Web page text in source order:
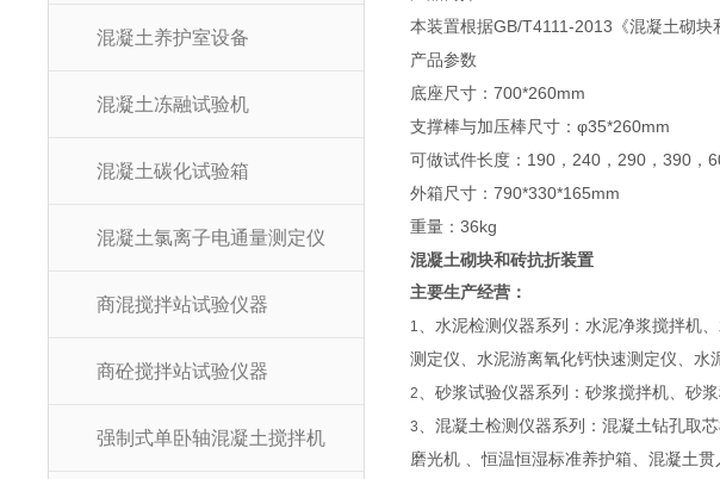
混凝土养护室设备
混凝土冻融试验机
混凝土碳化试验箱
混凝土氯离子电通量测定仪
商混搅拌站试验仪器
商砼搅拌站试验仪器
强制式单卧轴混凝土搅拌机
本装置根据GB/T4111-2013《混凝土砌块
产品参数
底座尺寸：700*260mm
支撑棒与加压棒尺寸：φ35*260mm
可做试件长度：190，240，290，390，
外箱尺寸：790*330*165mm
重量：36kg
混凝土砌块和砖抗折装置
主要生产经营：
1、水泥检测仪器系列：水泥净浆搅拌机
测定仪、水泥游离氧化钙快速测定仪、
2、砂浆试验仪器系列：砂浆搅拌机、砂
3、混凝土检测仪器系列：混凝土钻孔取
磨光机 、恒温恒湿标准养护箱、混凝土